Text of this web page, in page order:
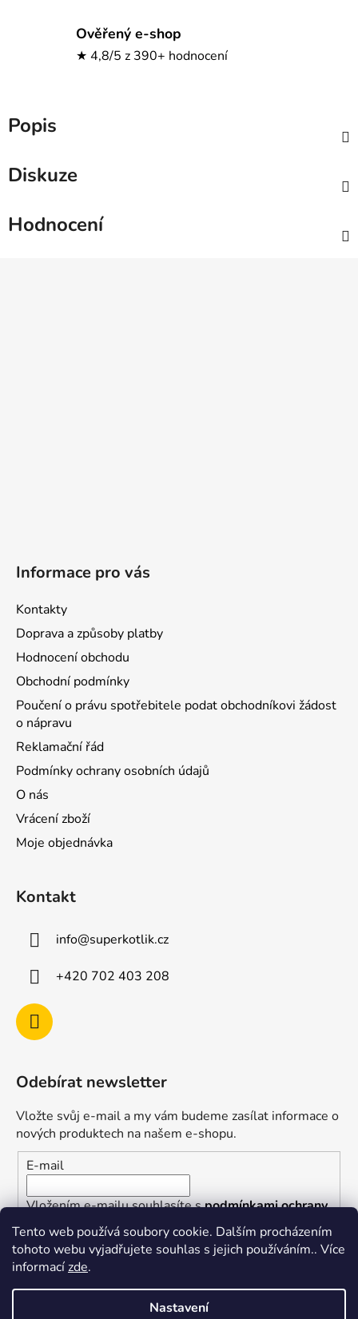
Tento web používá soubory cookie. Dalším procházením
tohoto webu vyjadřujete souhlas s jejich používáním.. Více
informacízde.
Nastavení
Ověřený e-shop
★ 4,8/5 z 390+ hodnocení
Popis
Diskuze
Hodnocení
Informace pro vás
Kontakty
Doprava a způsoby platby
Hodnocení obchodu
Obchodní podmínky
Poučení o právu spotřebitele podat obchodníkovi žádost
o nápravu
Reklamační řád
Podmínky ochrany osobních údajů
O nás
Vrácení zboží
Moje objednávka
Kontakt
info@superkotlik.cz
+420 702 403 208
Odebírat newsletter
Vložte svůj e-mail a my vám budeme zasílat informace o
nových produktech na našem e-shopu.
E-mail
Vložením e-mailu souhlasíte spodmínkami ochrany
osobních údajů
PŘIHLÁSIT SE